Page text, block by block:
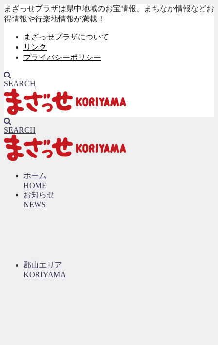
まざっせプラザは県中地域のお宝情報、まちなか情報などお
得情報や行楽地情報が満載！
まざっせプラザについて
リンク
プライバシーポリシー
SEARCH
SEARCH
ホーム
HOME
お知らせ
NEWS
郡山エリア
KORIYAMA